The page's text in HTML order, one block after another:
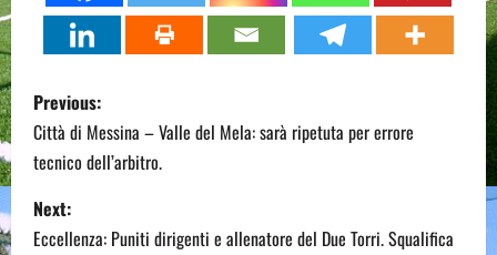
P
o
s
t
Previous:
Città di Messina – Valle del Mela: sarà ripetuta per errore
tecnico dell’arbitro.
Next:
Eccellenza: Puniti dirigenti e allenatore del Due Torri. Squalifica